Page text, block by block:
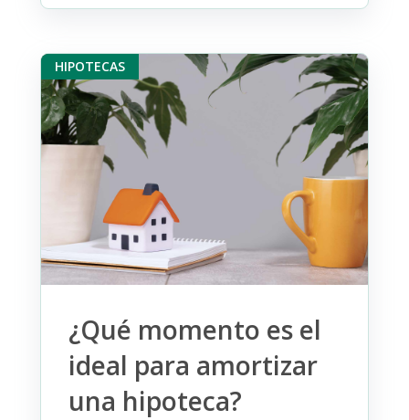
HIPOTECAS
¿Qué momento es el
ideal para amortizar
una hipoteca?